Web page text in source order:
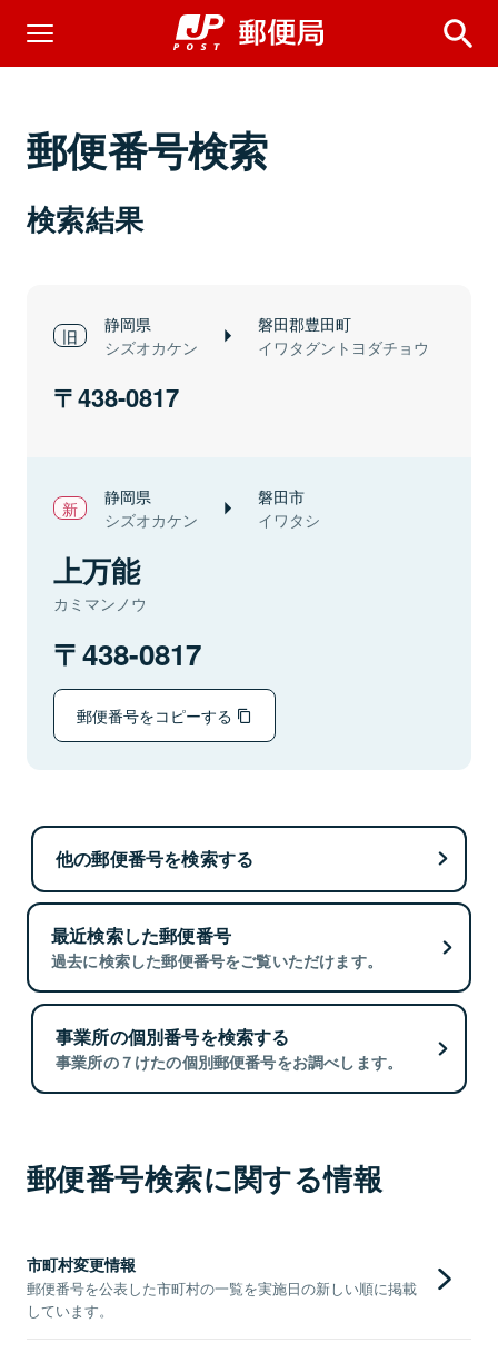
郵便番号検索
検索結果
静岡県
シズオカケン
磐田郡豊田町
イワタグントヨダチョウ
438-0817
静岡県
シズオカケン
磐田市
イワタシ
上万能
カミマンノウ
438-0817
郵便番号をコピーする
他の郵便番号を検索する
最近検索した郵便番号
過去に検索した郵便番号をご覧いただけます。
事業所の個別番号を検索する
事業所の７けたの個別郵便番号をお調べします。
郵便番号検索に関する情報
市町村変更情報
郵便番号を公表した市町村の一覧を実施日の新しい順に掲載
しています。